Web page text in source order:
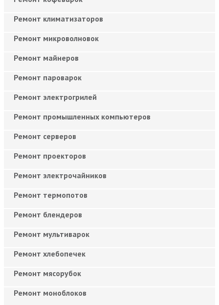
Ремонт климатизаторов
Ремонт микроволновок
Ремонт майнеров
Ремонт пароварок
Ремонт электрогрилей
Ремонт промышленных компьютеров
Ремонт серверов
Ремонт проекторов
Ремонт электрочайников
Ремонт термопотов
Ремонт блендеров
Ремонт мультиварок
Ремонт хлебопечек
Ремонт мясорубок
Ремонт моноблоков